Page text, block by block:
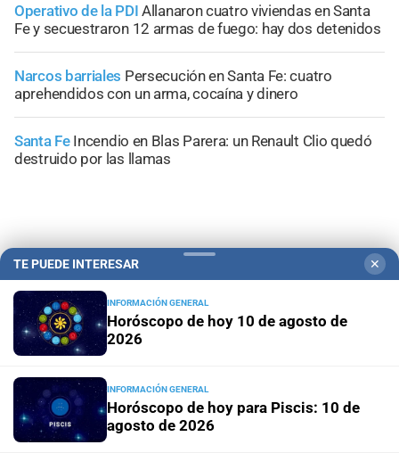
Operativo de la PDI Allanaron cuatro viviendas en Santa
Fe y secuestraron 12 armas de fuego: hay dos detenidos
Narcos barriales Persecución en Santa Fe: cuatro
aprehendidos con un arma, cocaína y dinero
Santa Fe Incendio en Blas Parera: un Renault Clio quedó
destruido por las llamas
+ Información General
TE PUEDE INTERESAR ✕
INFORMACIÓN GENERAL
Horóscopo de hoy 10 de agosto de
2026
INFORMACIÓN GENERAL
Horóscopo de hoy para Piscis: 10 de
agosto de 2026